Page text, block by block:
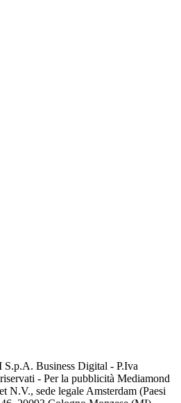
S.p.A. Business Digital - P.Iva
- Per la pubblicità Mediamond
N.V., sede legale Amsterdam (Paesi